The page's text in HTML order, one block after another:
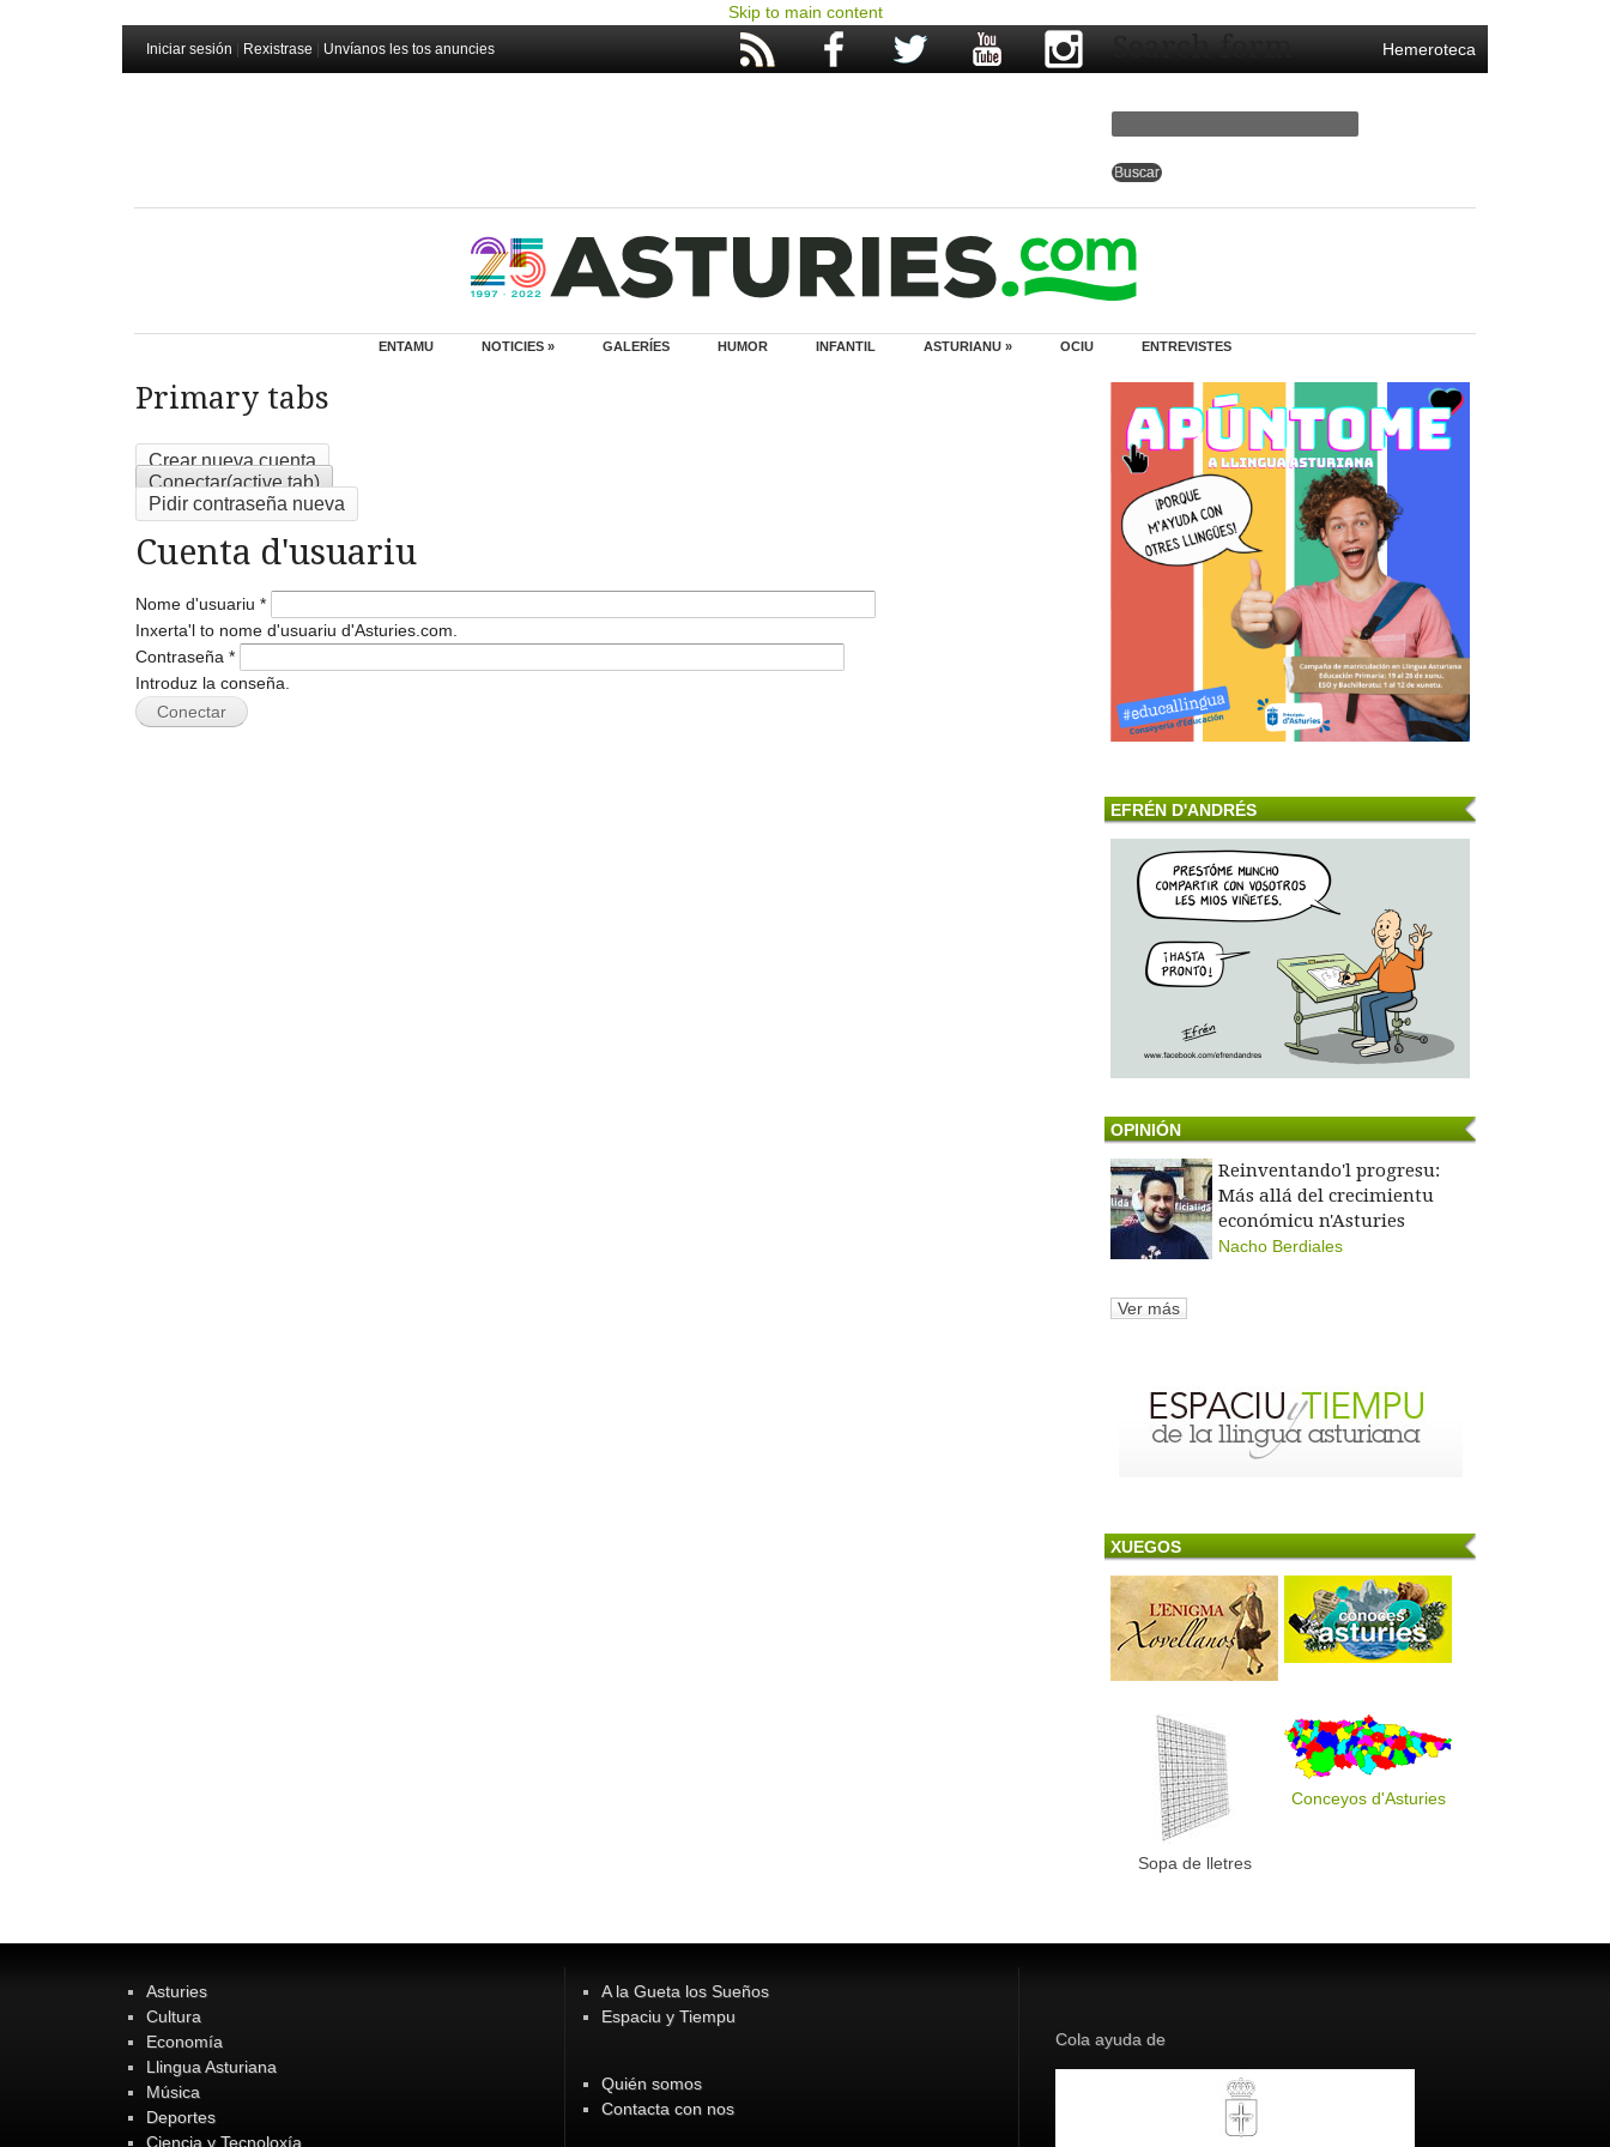
Skip to main content
Iniciar sesión Rexistrase Unvíanos les tos anuncies Hemeroteca
Search form
ENTAMU NOTICIES » GALERÍES HUMOR INFANTIL ASTURIANU » OCIU ENTREVISTES
Primary tabs
Crear nueva cuenta
Conectar(active tab)
Pidir contraseña nueva
Cuenta d'usuariu
Nome d'usuariu *
Inxerta'l to nome d'usuariu d'Asturies.com.
Contraseña *
Introduz la conseña.
EFRÉN D'ANDRÉS
OPINIÓN
Reinventando'l progresu:
Más allá del crecimientu
económicu n'Asturies
Nacho Berdiales
Ver más
XUEGOS
Sopa de lletres
Conceyos d'Asturies
Asturies
Cultura
Economía
Llingua Asturiana
Música
Deportes
Ciencia y Tecnoloxía
A la Gueta los Sueños
Espaciu y Tiempu
Quién somos
Contacta con nos
Cola ayuda de